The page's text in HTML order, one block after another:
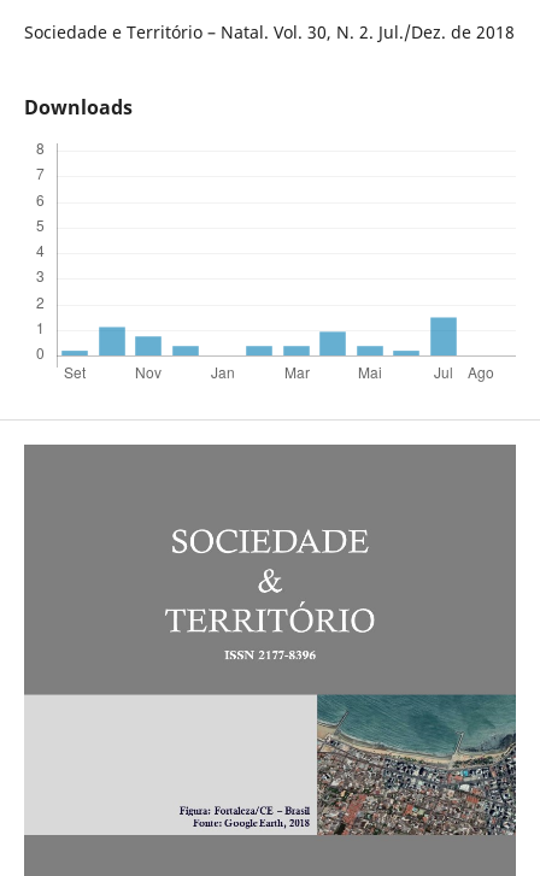
Sociedade e Território – Natal. Vol. 30, N. 2. Jul./Dez. de 2018
Downloads